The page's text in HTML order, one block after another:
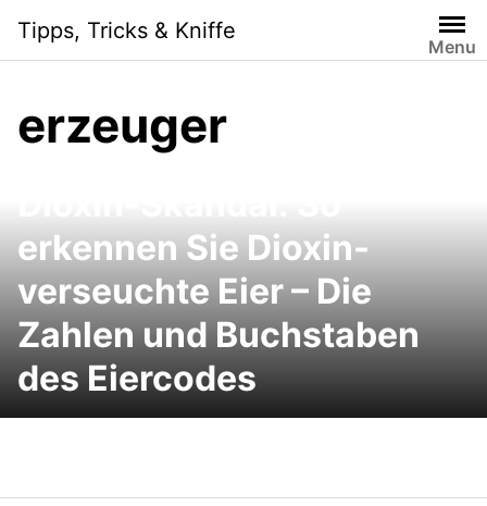
content
Tipps, Tricks & Kniffe
Menu
erzeuger
erkennen Sie Dioxin-
verseuchte Eier – Die
Zahlen und Buchstaben
des Eiercodes